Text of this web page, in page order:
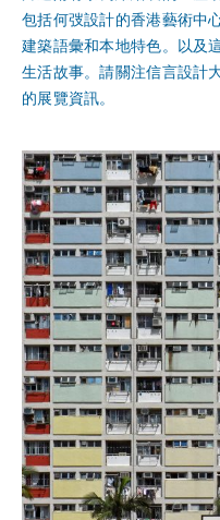
包括何弢設計的香港藝術中
建築語彙和本地特色。以及
生活故事。請關注信言設計
的展覽資訊。